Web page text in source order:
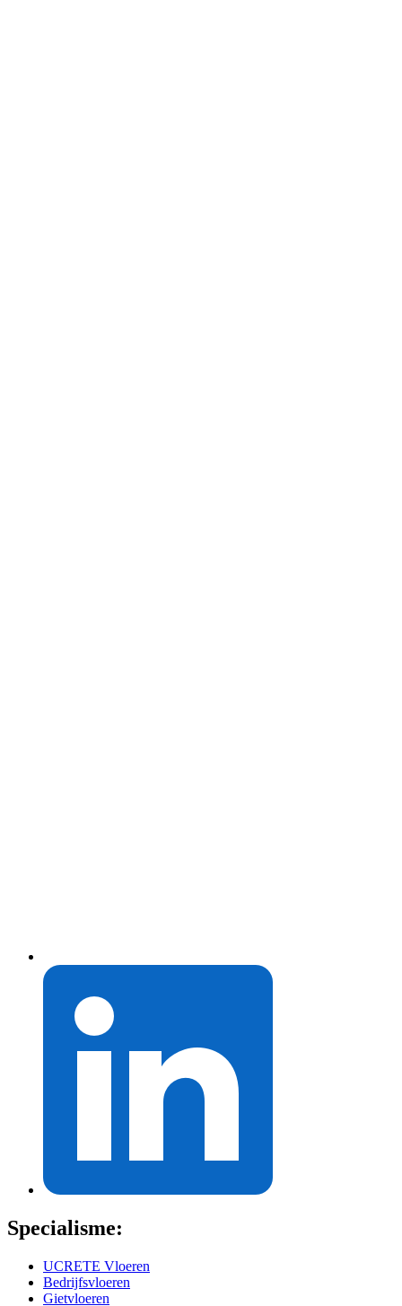
Specialisme:
UCRETE Vloeren
Bedrijfsvloeren
Gietvloeren